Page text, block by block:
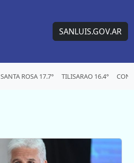
SANLUIS.GOV.AR
SANTA ROSA 17.7° TILISARAO 16.4°